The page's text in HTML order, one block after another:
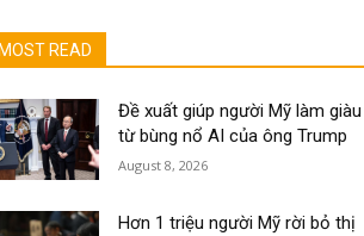
MOST READ
Đề xuất giúp người Mỹ làm giàu
từ bùng nổ AI của ông Trump
August 8, 2026
Hơn 1 triệu người Mỹ rời bỏ thị